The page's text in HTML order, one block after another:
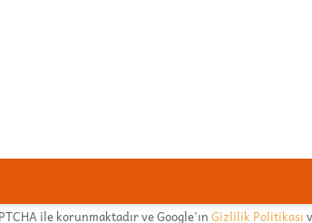
ile korunmaktadır ve Google'ınGizlilik Politikası